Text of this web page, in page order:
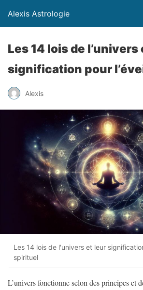
Alexis Astrologie
Les 14 lois de
signification pour
Alexis
Les 14 lois de l'univers et leur
spirituel
L’univers fonctionne selon des principes et